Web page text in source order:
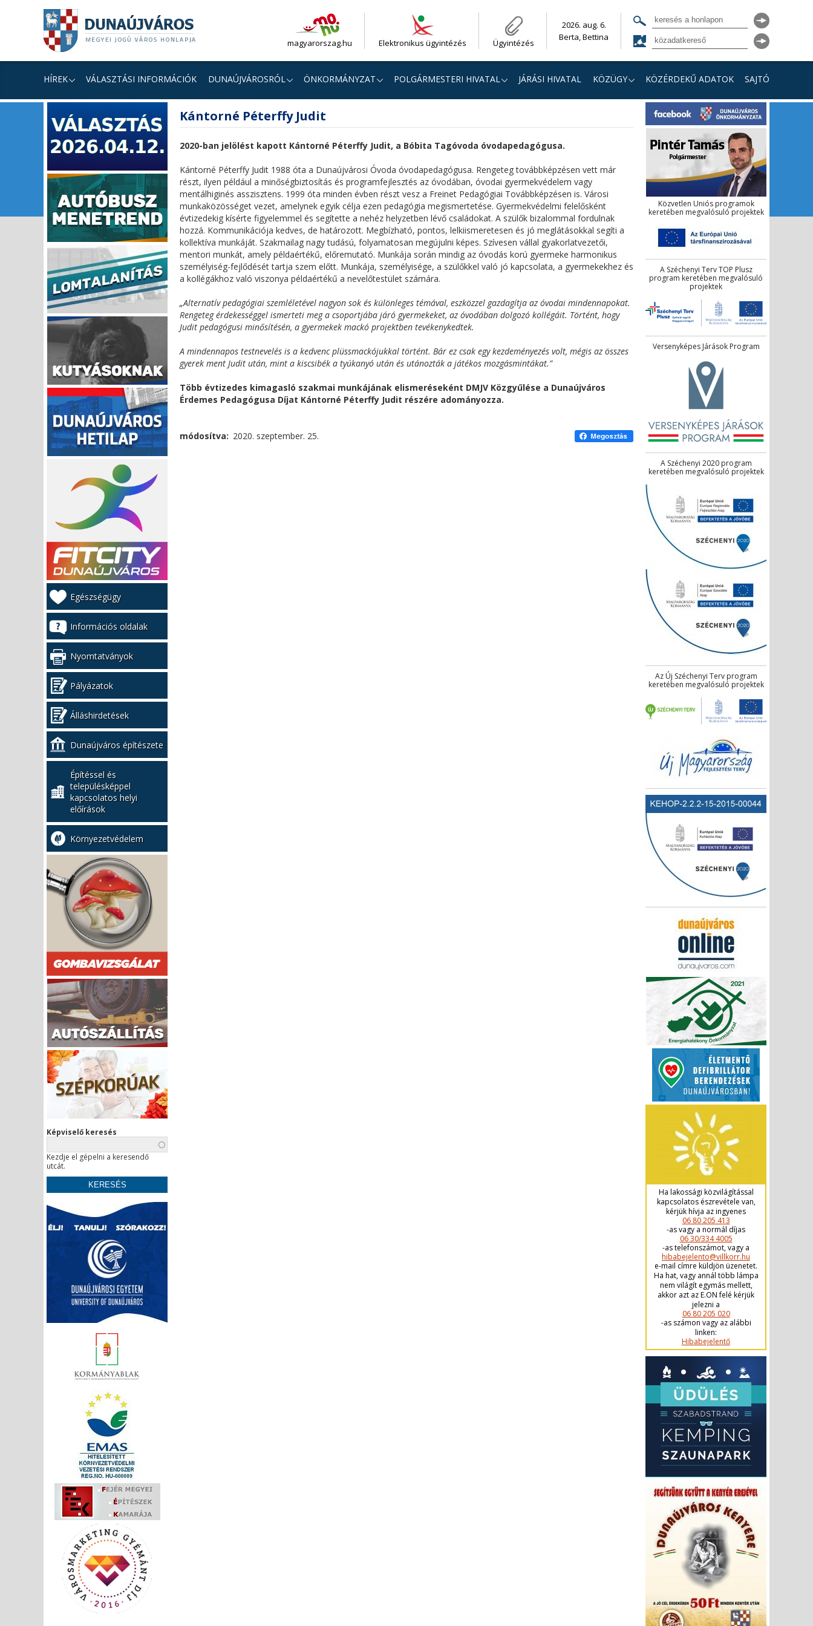
tartalomhoz
navigációhoz
kereséshez
magyarorszag.hu Elektronikus ügyintézés Ügyintézés
2026. aug. 6.
Berta, Bettina
HÍREK VÁLASZTÁSI INFORMÁCIÓK DUNAÚJVÁROSRÓL ÖNKORMÁNYZAT POLGÁRMESTERI HIVATAL JÁRÁSI HIVATAL KÖZÜGY KÖZÉRDEKŰ ADATOK SAJTÓ
tartalom
Kántorné Péterffy Judit
2020-ban jelölést kapott Kántorné Péterffy Judit, a Bóbita Tagóvoda óvodapedagógusa.
Kántorné Péterffy Judit 1988 óta a Dunaújvárosi Óvoda óvodapedagógusa. Rengeteg továbbképzésen vett már
részt, ilyen például a minőségbiztosítás és programfejlesztés az óvodában, óvodai gyermekvédelem vagy
mentálhiginés asszisztens. 1999 óta minden évben részt vesz a Freinet Pedagógiai Továbbképzésen is. Városi
munkaközösséget vezet, amelynek egyik célja ezen pedagógia megismertetése. Gyermekvédelmi felelősként
évtizedekig kísérte figyelemmel és segítette a nehéz helyzetben lévő családokat. A szülők bizalommal fordulnak
hozzá. Kommunikációja kedves, de határozott. Megbízható, pontos, lelkiismeretesen és jó meglátásokkal segíti a
kollektíva munkáját. Szakmailag nagy tudású, folyamatosan megújulni képes. Szívesen vállal gyakorlatvezetői,
mentori munkát, amely példaértékű, előremutató. Munkája során mindig az óvodás korú gyermeke harmonikus
személyiség-fejlődését tartja szem előtt. Munkája, személyisége, a szülőkkel való jó kapcsolata, a gyermekekhez és
a kollégákhoz való viszonya példaértékű a nevelőtestület számára.
„Alternatív pedagógiai szemléletével nagyon sok és különleges témával, eszközzel gazdagítja az óvodai mindennapokat.
Rengeteg érdekességgel ismerteti meg a csoportjába járó gyermekeket, az óvodában dolgozó kollégáit. Történt, hogy
Judit pedagógusi minősítésén, a gyermekek mackó projektben tevékenykedtek.
A mindennapos testnevelés is a kedvenc plüssmackójukkal történt. Bár ez csak egy kezdeményezés volt, mégis az összes
gyerek ment Judit után, mint a kiscsibék a tyúkanyó után és utánozták a játékos mozgásmintákat.”
Több évtizedes kimagasló szakmai munkájának elismeréseként DMJV Közgyűlése a Dunaújváros
Érdemes Pedagógusa Díjat Kántorné Péterffy Judit részére adományozza.
módosítva 2020. szeptember. 25.
Kiemelt
bal
menü
Egészségügy
Információs oldalak
Nyomtatványok
Pályázatok
Álláshirdetések
Dunaújváros építészete
Építéssel és
településképpel
kapcsolatos helyi
előírások
Környezetvédelem
Képviselő keresés
Kezdje el gépelni a keresendő
utcát.
Közvetlen Uniós programok
keretében megvalósuló projektek
A Széchenyi Terv TOP Plusz
program keretében megvalósuló
projektek
Versenyképes Járások Program
A Széchenyi 2020 program
keretében megvalósuló projektek
Az Új Széchenyi Terv program
keretében megvalósuló projektek
Ha lakossági közvilágítással
kapcsolatos észrevétele van,
kérjük hívja az ingyenes
06 80 205 413
-as vagy a normál díjas
06 30/334 4005
-as telefonszámot, vagy a
hibabejelento@villkorr.hu
e-mail címre küldjön üzenetet.
Ha hat, vagy annál több lámpa
nem világít egymás mellett,
akkor azt az E.ON felé kérjük
jelezni a
06 80 205 020
-as számon vagy az alábbi
linken:
Hibabejelentő